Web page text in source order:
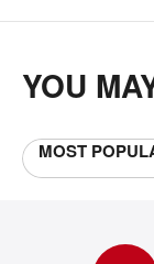
YOU
MOST